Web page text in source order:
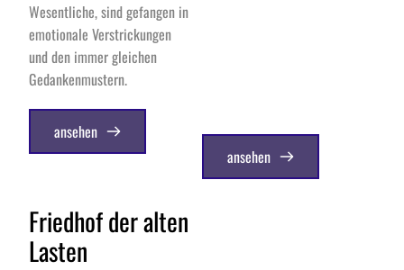
Wesentliche, sind gefangen in
emotionale Verstrickungen
und den immer gleichen
Gedankenmustern.
ansehen
ansehen
Friedhof der alten
Lasten